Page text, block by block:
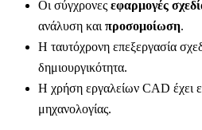
Οι σύγχρονες εφαρμογές
ανάλυση και προσομοίωση.
Η ταυτόχρονη επεξεργασία
δημιουργικότητα.
Η χρήση εργαλείων CAD έχει
μηχανολογίας.